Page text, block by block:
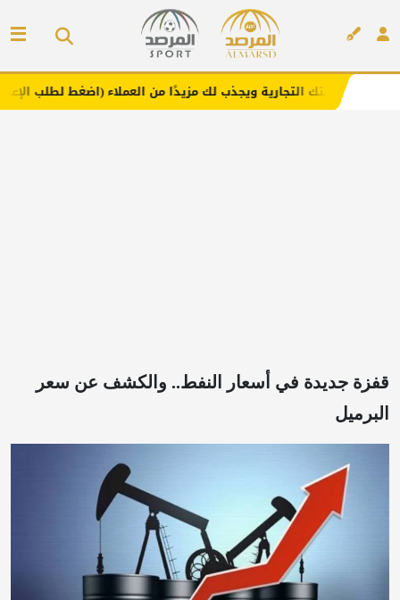
ويجذب لك مزيدًا من العملاء (اضغط لطلب الإعلان)
قفزة جديدة في أسعار النفط.. والكشف عن سعر
البرميل